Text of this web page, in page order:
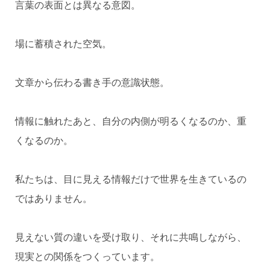
言葉の表面とは異なる意図。
場に蓄積された空気。
文章から伝わる書き手の意識状態。
情報に触れたあと、自分の内側が明るくなるのか、重
くなるのか。
私たちは、目に見える情報だけで世界を生きているの
ではありません。
見えない質の違いを受け取り、それに共鳴しながら、
現実との関係をつくっています。